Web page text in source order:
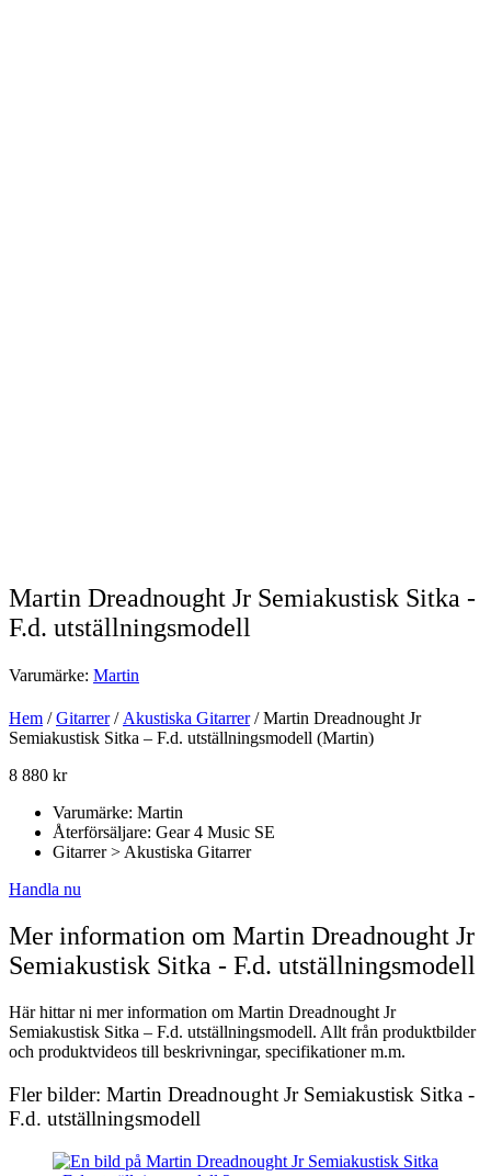
Martin Dreadnought Jr Semiakustisk Sitka -
F.d. utställningsmodell
Varumärke: Martin
Hem /Gitarrer/Akustiska Gitarrer/ Martin Dreadnought Jr
Semiakustisk Sitka – F.d. utställningsmodell (Martin)
8 880 kr
Varumärke: Martin
Återförsäljare: Gear 4 Music SE
Gitarrer > Akustiska Gitarrer
Handla nu
Mer information om Martin Dreadnought Jr
Semiakustisk Sitka - F.d. utställningsmodell
Här hittar ni mer information om Martin Dreadnought Jr
Semiakustisk Sitka – F.d. utställningsmodell. Allt från produktbilder
och produktvideos till beskrivningar, specifikationer m.m.
Fler bilder: Martin Dreadnought Jr Semiakustisk Sitka -
F.d. utställningsmodell